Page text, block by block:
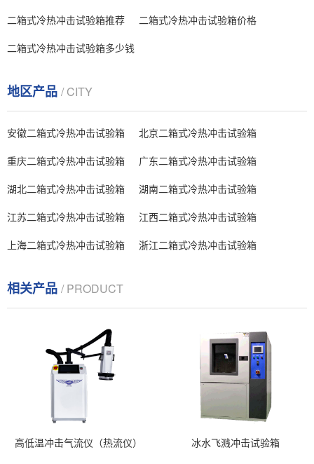
二箱式冷热冲击试验箱推荐
二箱式冷热冲击试验箱价格
二箱式冷热冲击试验箱多少钱
地区产品 / CITY
安徽二箱式冷热冲击试验箱
北京二箱式冷热冲击试验箱
重庆二箱式冷热冲击试验箱
广东二箱式冷热冲击试验箱
湖北二箱式冷热冲击试验箱
湖南二箱式冷热冲击试验箱
江苏二箱式冷热冲击试验箱
江西二箱式冷热冲击试验箱
上海二箱式冷热冲击试验箱
浙江二箱式冷热冲击试验箱
相关产品 / PRODUCT
高低温冲击气流仪（热流仪） 冰水飞溅冲击试验箱